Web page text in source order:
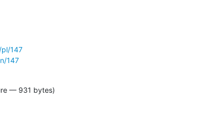
147
147
— 931 bytes)